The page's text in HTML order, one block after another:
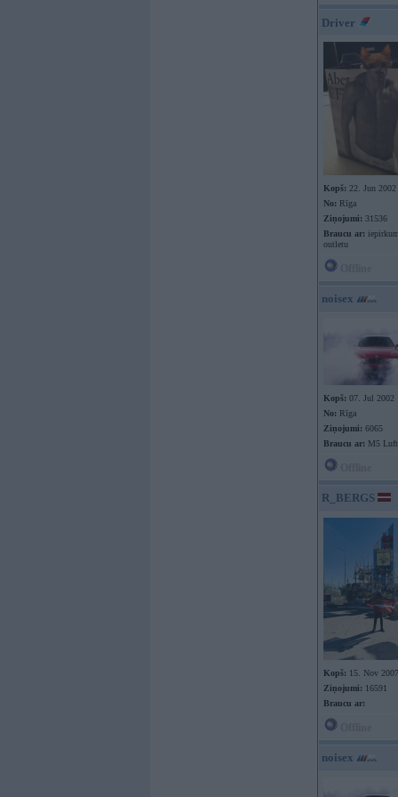
Driver
Kopš: 22. Jun 2002
No: Rīga
Ziņojumi: 31536
Braucu ar:
outletu
noisex
Kopš: 07. Jul 2002
No: Rīga
Ziņojumi: 6065
Braucu ar: M5
R_BERGS
Kopš: 15. Nov 2007
Ziņojumi: 16591
Braucu ar:
noisex